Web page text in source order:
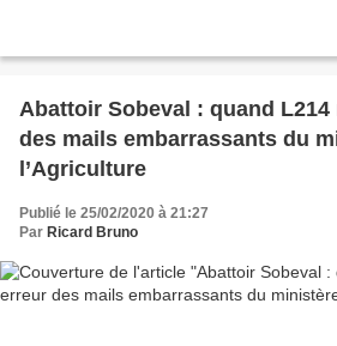
Abattoir Sobeval : quand
des mails embarrassants du
l’Agriculture
Publié le 25/02/2020 à 21:27
Par Ricard Bruno